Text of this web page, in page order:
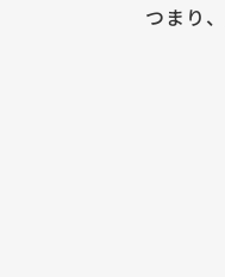
つまり、